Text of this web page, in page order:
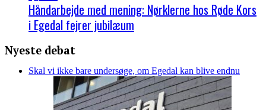
Håndarbejde med mening: Nørklerne hos Røde Kors
i Egedal fejrer jubilæum
Nyeste debat
Skal vi ikke bare undersøge, om Egedal kan blive endnu